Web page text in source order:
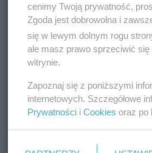
cenimy Twoją prywatność,
Zgoda jest dobrowolna i
się w lewym dolnym rogu
ale masz prawo sprzeciwić się
witrynie.
Zapoznaj się z poniższymi
internetowych. Szczegółowe
Prywatności i Cookies oraz po